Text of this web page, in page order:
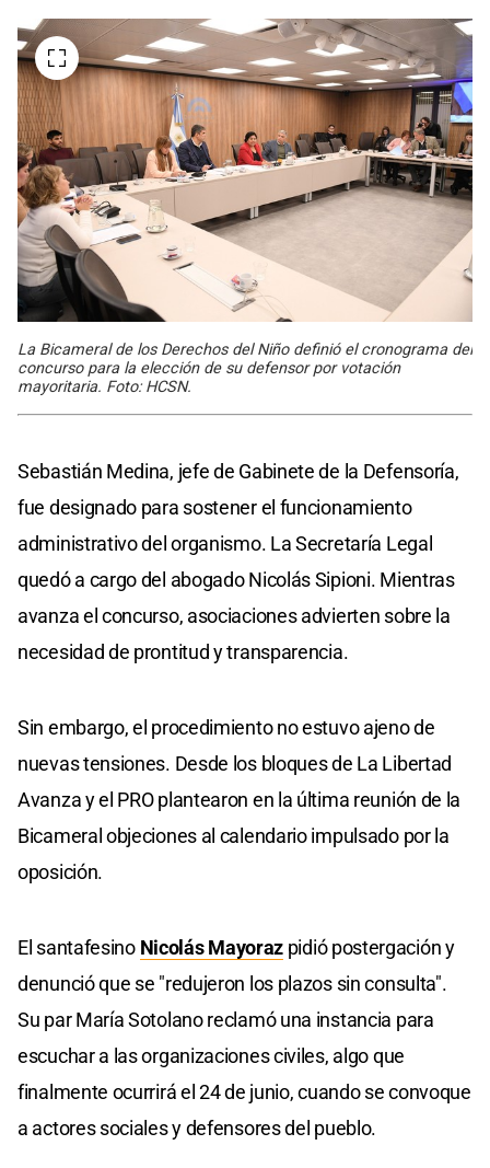
La Bicameral de los Derechos del Niño definió el cronograma del
concurso para la elección de su defensor por votación
mayoritaria. Foto: HCSN.
Sebastián Medina, jefe de Gabinete de la Defensoría,
fue designado para sostener el funcionamiento
administrativo del organismo. La Secretaría Legal
quedó a cargo del abogado Nicolás Sipioni. Mientras
avanza el concurso, asociaciones advierten sobre la
necesidad de prontitud y transparencia.
Sin embargo, el procedimiento no estuvo ajeno de
nuevas tensiones. Desde los bloques de La Libertad
Avanza y el PRO plantearon en la última reunión de la
Bicameral objeciones al calendario impulsado por la
oposición.
El santafesino Nicolás Mayoraz pidió postergación y
denunció que se "redujeron los plazos sin consulta".
Su par María Sotolano reclamó una instancia para
escuchar a las organizaciones civiles, algo que
finalmente ocurrirá el 24 de junio, cuando se convoque
a actores sociales y defensores del pueblo.